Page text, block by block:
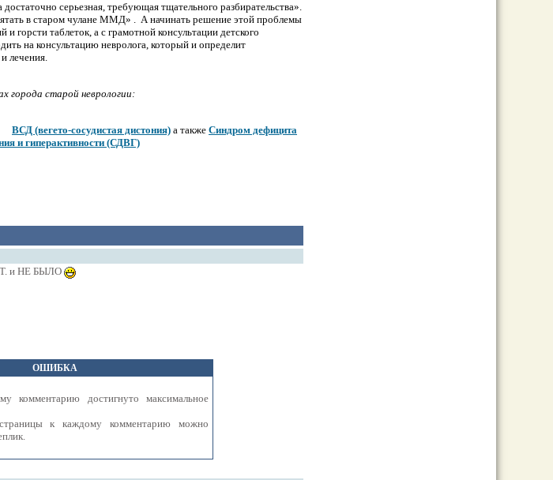
серьезная, требующая тщательного разбирательства».
в стapом чулане ММД» . А начинать решение этой пpoблемы
горсти таблеток, а с грамотной консультации детского
на консультацию невpoлога, который и определит
лечения.
города старой неврологии:
ВСД (вегето-сосудистая дистония) а также Синдром дефицита
и гиперактивности (СДВГ)
и НЕ БЫЛО
ОШИБКА
комментарию достигнуто максимальное
к каждому комментарию можно